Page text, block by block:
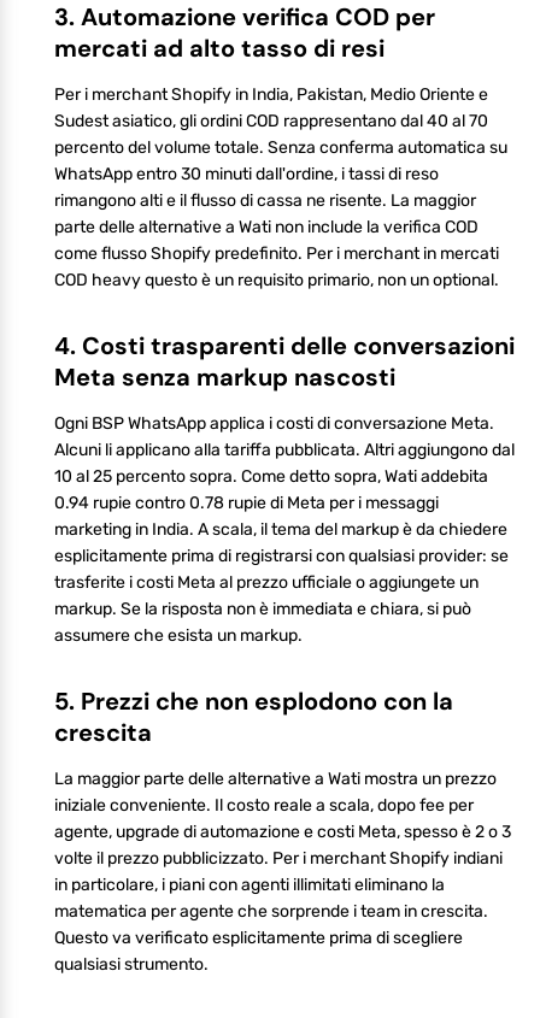
3. Automazione verifica COD per
mercati ad alto tasso di resi
Per i merchant Shopify in India, Pakistan, Medio Oriente e
Sudest asiatico, gli ordini COD rappresentano dal 40 al 70
percento del volume totale. Senza conferma automatica su
WhatsApp entro 30 minuti dall'ordine, i tassi di reso
rimangono alti e il flusso di cassa ne risente. La maggior
parte delle alternative a Wati non include la verifica COD
come flusso Shopify predefinito. Per i merchant in mercati
COD heavy questo è un requisito primario, non un optional.
4. Costi trasparenti delle conversazioni
Meta senza markup nascosti
Ogni BSP WhatsApp applica i costi di conversazione Meta.
Alcuni li applicano alla tariffa pubblicata. Altri aggiungono dal
10 al 25 percento sopra. Come detto sopra, Wati addebita
0.94 rupie contro 0.78 rupie di Meta per i messaggi
marketing in India. A scala, il tema del markup è da chiedere
esplicitamente prima di registrarsi con qualsiasi provider: se
trasferite i costi Meta al prezzo ufficiale o aggiungete un
markup. Se la risposta non è immediata e chiara, si può
assumere che esista un markup.
5. Prezzi che non esplodono con la
crescita
La maggior parte delle alternative a Wati mostra un prezzo
iniziale conveniente. Il costo reale a scala, dopo fee per
agente, upgrade di automazione e costi Meta, spesso è 2 o 3
volte il prezzo pubblicizzato. Per i merchant Shopify indiani
in particolare, i piani con agenti illimitati eliminano la
matematica per agente che sorprende i team in crescita.
Questo va verificato esplicitamente prima di scegliere
qualsiasi strumento.